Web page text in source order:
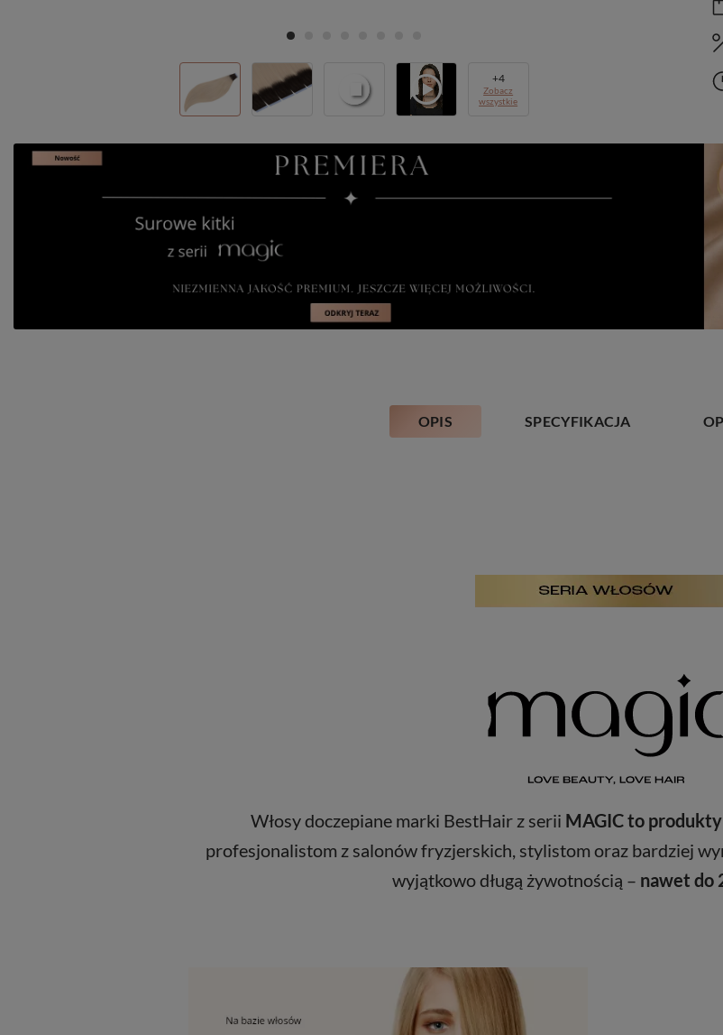
+4
Zobacz
wszystkie
OPIS SPECYFIKACJA
Włosy doczepiane marki BestHair z serii MAGIC to
profesjonalistom z salonów fryzjerskich, stylistom oraz bardziej
wyjątkowo długą żywotnością – nawet do